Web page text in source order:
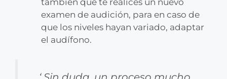
también que te realices un nuevo
examen de audición, para en caso de
que los niveles hayan variado, adaptar
el audífono.